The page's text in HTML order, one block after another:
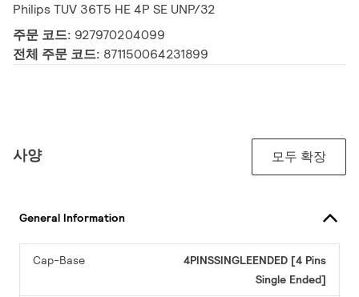
Philips TUV 36T5 HE 4P SE UNP/32
주문 코드: 927970204099
전체 주문 코드: 871150064231899
사양 모두 확장
General Information
Cap-Base
4PINSSINGLEENDED [4 Pins
Single Ended]